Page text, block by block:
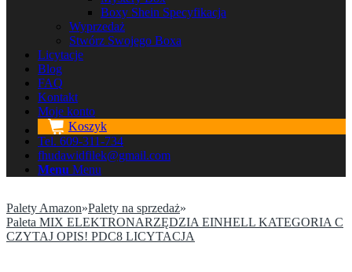
Boxy Shein Specyfikacja
Wyprzedaż
Stwórz Swojego Boxa
Licytacje
Blog
FAQ
Kontakt
Moje konto
Koszyk
Tel. 609-311-734
fhudawidfilek@gmail.com
Menu Menu
Palety Amazon»Palety na sprzedaż»
Paleta MIX ELEKTRONARZĘDZIA EINHELL KATEGORIA C
CZYTAJ OPIS! PDC8 LICYTACJA